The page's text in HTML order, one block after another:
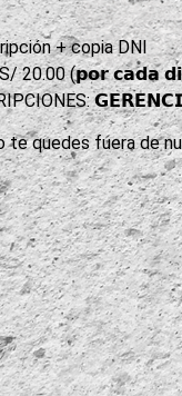
+ copia DNI
20.00 (𝗽𝗼𝗿 𝗰𝗮𝗱𝗮
te quedes fuera de